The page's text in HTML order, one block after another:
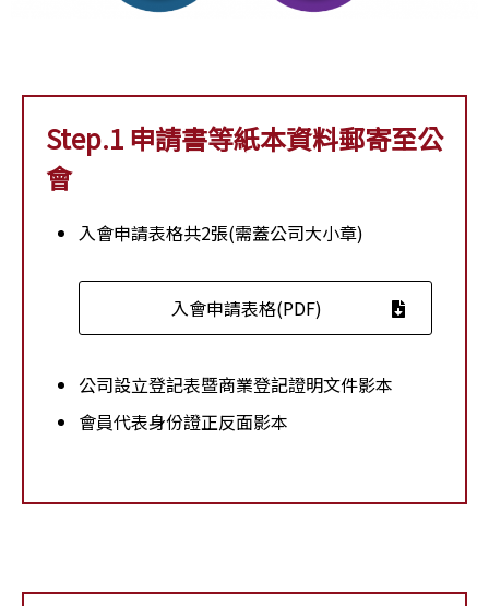
Step.1 申請書等紙本資料郵寄至公
會
入會申請表格共2張(需蓋公司大小章)
入會申請表格(PDF)
公司設立登記表暨商業登記證明文件影本
會員代表身份證正反面影本